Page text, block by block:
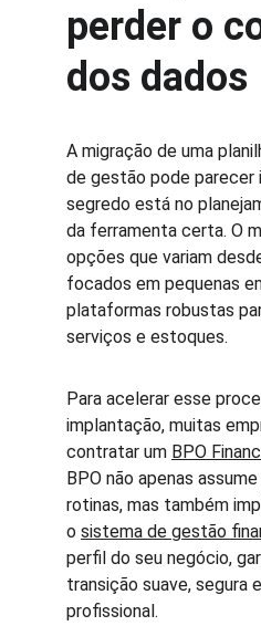
perder o
dos dados
A migração de uma
de gestão pode parecer
segredo está no
da ferramenta certa. O
opções que variam
focados em pequenas
plataformas robustas
serviços e estoques.
Para acelerar esse
implantação, muitas
contratar um BPO
BPO não apenas
rotinas, mas também
o sistema de gestão
perfil do seu negócio,
transição suave, segura
profissional.